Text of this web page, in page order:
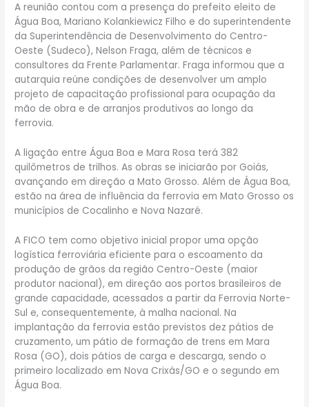
A reunião contou com a presença do prefeito eleito de
Água Boa, Mariano Kolankiewicz Filho e do superintendente
da Superintendência de Desenvolvimento do Centro-
Oeste (Sudeco), Nelson Fraga, além de técnicos e
consultores da Frente Parlamentar. Fraga informou que a
autarquia reúne condições de desenvolver um amplo
projeto de capacitação profissional para ocupação da
mão de obra e de arranjos produtivos ao longo da
ferrovia.
A ligação entre Água Boa e Mara Rosa terá 382
quilômetros de trilhos. As obras se iniciarão por Goiás,
avançando em direção a Mato Grosso. Além de Água Boa,
estão na área de influência da ferrovia em Mato Grosso os
municípios de Cocalinho e Nova Nazaré.
A FICO tem como objetivo inicial propor uma opção
logística ferroviária eficiente para o escoamento da
produção de grãos da região Centro-Oeste (maior
produtor nacional), em direção aos portos brasileiros de
grande capacidade, acessados a partir da Ferrovia Norte-
Sul e, consequentemente, à malha nacional. Na
implantação da ferrovia estão previstos dez pátios de
cruzamento, um pátio de formação de trens em Mara
Rosa (GO), dois pátios de carga e descarga, sendo o
primeiro localizado em Nova Crixás/GO e o segundo em
Água Boa.